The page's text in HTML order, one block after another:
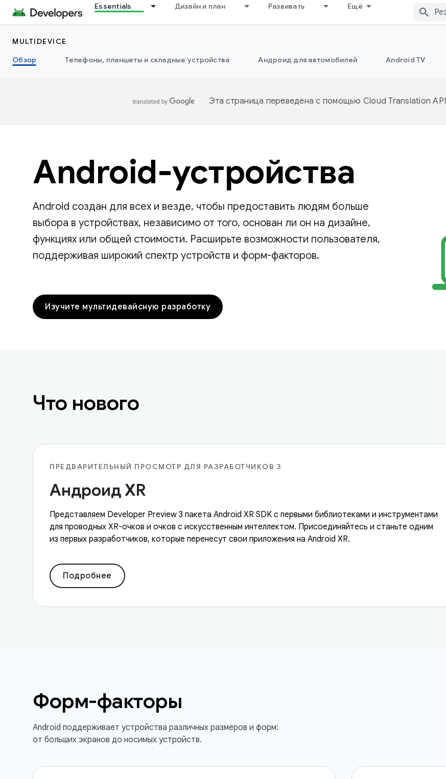
Essentials Дизайн и план Развивать Ещё
MULTIDEVICE
Обзор
Телефоны, планшеты и складные устройства Андроид для автомобилей Android TV
Эта страница переведена с помощью Cloud Translation API
Android-устройства
Android создан для всех и везде, чтобы предоставить людям больше
выбора в устройствах, независимо от того, основан ли он на дизайне,
функциях или общей стоимости. Расширьте возможности пользователя,
поддерживая широкий спектр устройств и форм-факторов.
Изучите мультидевайсную разработку
Что нового
ПРЕДВАРИТЕЛЬНЫЙ ПРОСМОТР ДЛЯ РАЗРАБОТЧИКОВ 3
Андроид XR
Представляем Developer Preview 3 пакета Android XR SDK с первыми библиотеками и инструментами
для проводных XR-очков и очков с искусственным интеллектом. Присоединяйтесь и станьте одним
из первых разработчиков, которые перенесут свои приложения на Android XR.
Подробнее
Форм-факторы
Android поддерживает устройства различных размеров и форм:
от больших экранов до носимых устройств.